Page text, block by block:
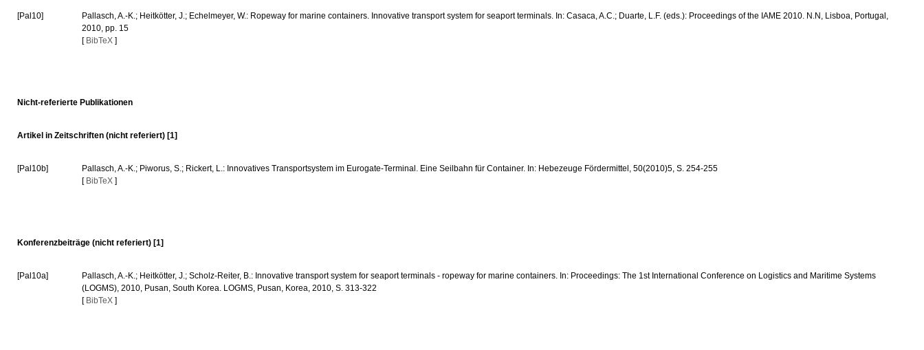
[Pal10]
Pallasch, A.-K.; Heitkötter, J.; Echelmeyer, W.: Ropeway for marine containers. Innovative transport system for seaport terminals. In: Casaca, A.C.; Duarte, L.F. (eds.): Proceedings of the IAME 2010. N.N, Lisboa, Portugal,
2010, pp. 15
[ BibTeX ]
Nicht-referierte Publikationen
Artikel in Zeitschriften (nicht referiert) [1]
[Pal10b]
Pallasch, A.-K.; Piworus, S.; Rickert, L.: Innovatives Transportsystem im Eurogate-Terminal. Eine Seilbahn für Container. In: Hebezeuge Fördermittel, 50(2010)5, S. 254-255
[ BibTeX ]
Konferenzbeiträge (nicht referiert) [1]
[Pal10a]
Pallasch, A.-K.; Heitkötter, J.; Scholz-Reiter, B.: Innovative transport system for seaport terminals - ropeway for marine containers. In: Proceedings: The 1st International Conference on Logistics and Maritime Systems
(LOGMS), 2010, Pusan, South Korea. LOGMS, Pusan, Korea, 2010, S. 313-322
[ BibTeX ]